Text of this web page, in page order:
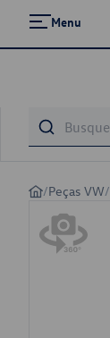
Menu
/Peças VW/